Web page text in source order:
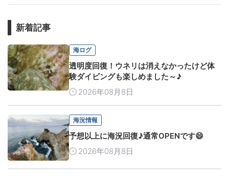
新着記事
海ログ
透明度回復！ウネリは消えなかったけど体
験ダイビングも楽しめました～♪
2026年08月8日
海況情報
予想以上に海況回復♪通常OPENです😄
2026年08月8日